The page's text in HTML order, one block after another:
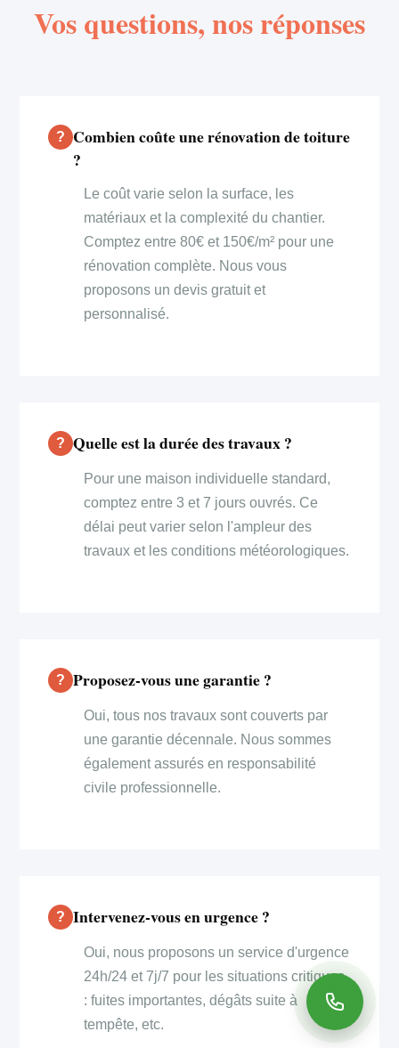
Vos questions, nos réponses
Combien coûte une rénovation de toiture
?
Le coût varie selon la surface, les
matériaux et la complexité du chantier.
Comptez entre 80€ et 150€/m² pour une
rénovation complète. Nous vous
proposons un devis gratuit et
personnalisé.
Quelle est la durée des travaux ?
Pour une maison individuelle standard,
comptez entre 3 et 7 jours ouvrés. Ce
délai peut varier selon l'ampleur des
travaux et les conditions météorologiques.
Proposez-vous une garantie ?
Oui, tous nos travaux sont couverts par
une garantie décennale. Nous sommes
également assurés en responsabilité
civile professionnelle.
Intervenez-vous en urgence ?
Oui, nous proposons un service d'urgence
24h/24 et 7j/7 pour les situations critiques
: fuites importantes, dégâts suite à
tempête, etc.